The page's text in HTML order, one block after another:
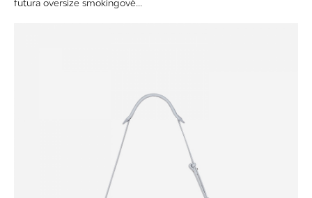
futura oversize smokingové...